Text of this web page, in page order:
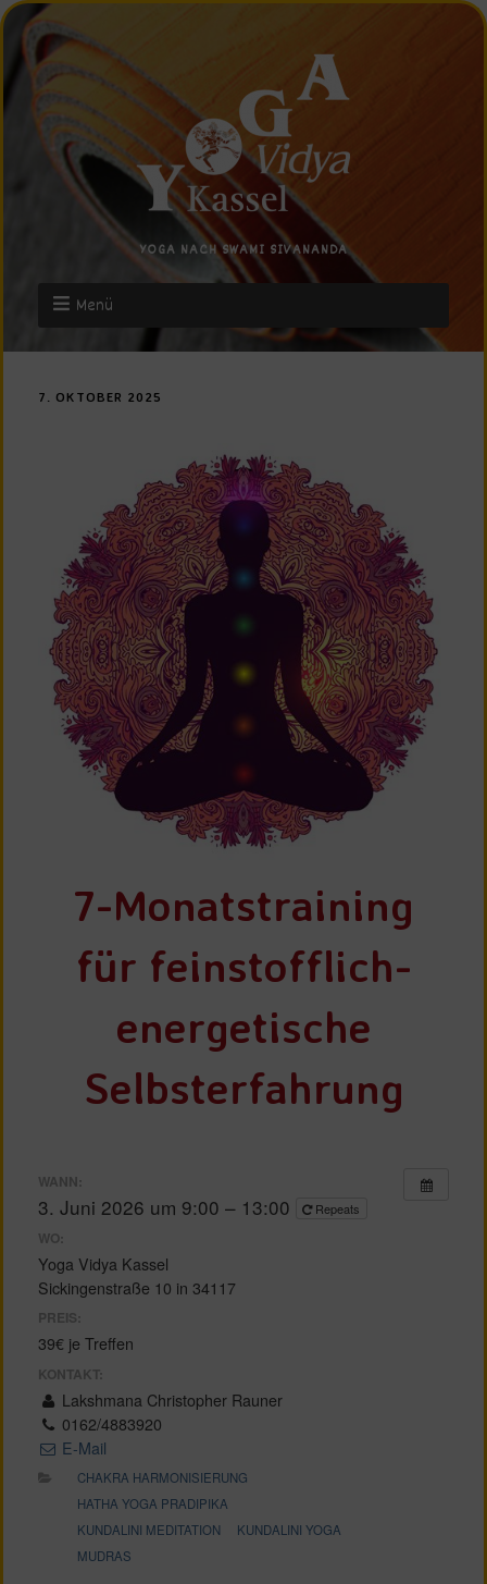
YOGA NACH SWAMI SIVANANDA
Menü
7. OKTOBER 2025
7-Monatstraining
für feinstofflich-
energetische
Selbsterfahrung
WANN:
3. Juni 2026 um 9:00 – 13:00 Repeats
WO:
Yoga Vidya Kassel
Sickingenstraße 10 in 34117
PREIS:
39€ je Treffen
KONTAKT:
Lakshmana Christopher Rauner
0162/4883920
E-Mail
CHAKRA HARMONISIERUNG
HATHA YOGA PRADIPIKA
KUNDALINI MEDITATION
KUNDALINI YOGA
MUDRAS